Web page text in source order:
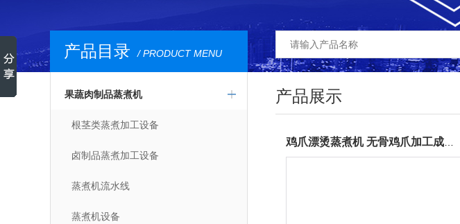
产品目录 / PRODUCT MENU
果蔬肉制品蒸煮机
根茎类蒸煮加工设备
卤制品蒸煮加工设备
蒸煮机流水线
蒸煮机设备
产品展示